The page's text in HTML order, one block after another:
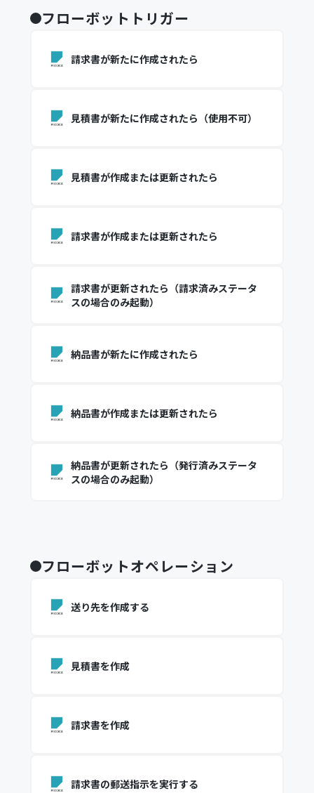
フローボットトリガー
請求書が新たに作成されたら
見積書が新たに作成されたら（使用不可）
見積書が作成または更新されたら
請求書が作成または更新されたら
請求書が更新されたら（請求済みステータ
スの場合のみ起動）
納品書が新たに作成されたら
納品書が作成または更新されたら
納品書が更新されたら（発行済みステータ
スの場合のみ起動）
フローボットオペレーション
送り先を作成する
見積書を作成
請求書を作成
請求書の郵送指示を実行する